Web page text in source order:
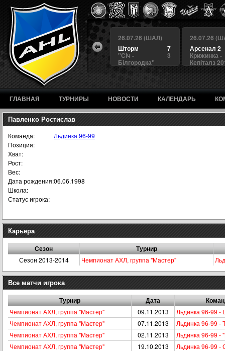
4
4
26.07.26 (ШАЛ)
3
БЕРКУТ
1
Альянс
26.07.26 (ШАЛ)
7
Шторм
3
"Сiч -
Білгородка"
26.07.26
Арсенал 2
Крижинка -
Кепіталз
ГЛАВНАЯ ТУРНИРЫ НОВОСТИ КАЛЕНДАРЬ
Павленко Ростислав
Команда:
Льдинка 96-99
Позиция:
Хват:
Рост:
Вес:
Дата рождения:06.06.1998
Школа:
Статус игрока:
Карьера
Сезон Турнир
Сезон 2013-2014 Чемпионат АХЛ, группа "Мастер"
Все матчи игрока
Турнир Дата
Чемпионат АХЛ, группа "Мастер" 09.11.2013
Льдинка 96-99 -
Чемпионат АХЛ, группа "Мастер"
07.11.2013
Льдинка 96-99 -
Чемпионат АХЛ, группа "Мастер"
02.11.2013
Льдинка 96-99 -
Чемпионат АХЛ, группа "Мастер"
19.10.2013 Льдинка 96-99 -